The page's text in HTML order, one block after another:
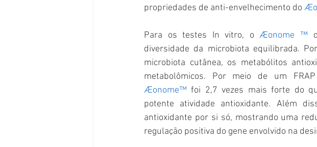
propriedades de anti-envelhecimento do
Para os testes In vitro, o Æonome ™
diversidade da microbiota equilibrada.
microbiota cutânea, os metabólitos
Æonome™ foi 2,7 vezes mais forte do
potente atividade antioxidante. Além
antioxidante por si só, mostrando uma
regulação positiva do gene envolvido na